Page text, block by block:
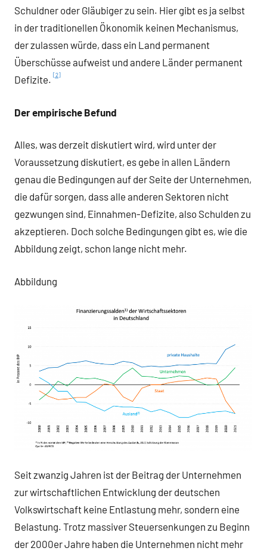
Schuldner oder Gläubiger zu sein. Hier gibt es ja selbst
in der traditionellen Ökonomik keinen Mechanismus,
der zulassen würde, dass ein Land permanent
Überschüsse aufweist und andere Länder permanent
Defizite. [2]
Der empirische Befund
Alles, was derzeit diskutiert wird, wird unter der
Voraussetzung diskutiert, es gebe in allen Ländern
genau die Bedingungen auf der Seite der Unternehmen,
die dafür sorgen, dass alle anderen Sektoren nicht
gezwungen sind, Einnahmen-Defizite, also Schulden zu
akzeptieren. Doch solche Bedingungen gibt es, wie die
Abbildung zeigt, schon lange nicht mehr.
Abbildung
Seit zwanzig Jahren ist der Beitrag der Unternehmen
zur wirtschaftlichen Entwicklung der deutschen
Volkswirtschaft keine Entlastung mehr, sondern eine
Belastung. Trotz massiver Steuersenkungen zu Beginn
der 2000er Jahre haben die Unternehmen nicht mehr